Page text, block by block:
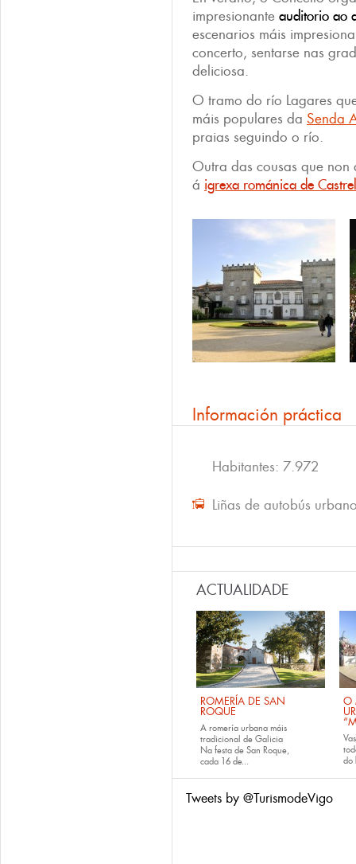
impresionante auditorio ao
escenarios máis
concerto, sentarse nas
deliciosa.
O tramo do río Lagares
máis populares da Senda
praias seguindo o río.
Outra das cousas que non
á igrexa románica de
Información práctica
Habitantes: 7.972
Liñas de autobús
ACTUALIDADE
ROMERÍA DE SAN
ROQUE
A romería urbana máis
tradicional de Galicia
Na festa de San Roque,
cada 16 de...
O
do
Tweets by @TurismodeVigo